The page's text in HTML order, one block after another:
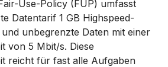
Use-Policy (FUP) umfasst
Datentarif 1 GB Highspeed-
unbegrenzte Daten mit einer
von 5 Mbit/s. Diese
reicht für fast alle Aufgaben